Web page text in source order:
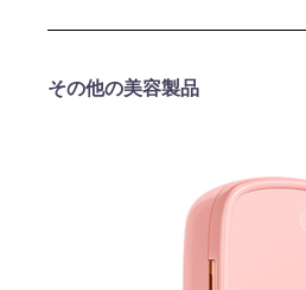
その他の美容製品